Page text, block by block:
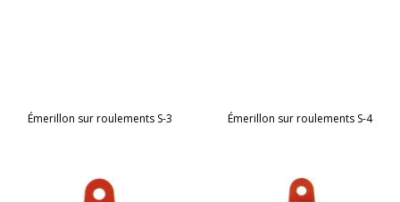
Émerillon sur roulements S-3 Émerillon sur roulements S-4